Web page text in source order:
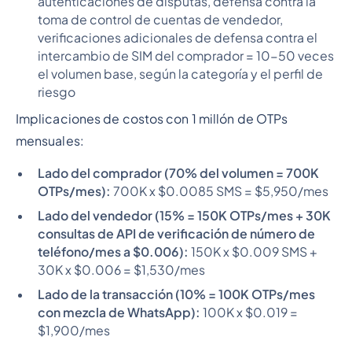
toma de control de cuentas de vendedor,
verificaciones adicionales de defensa contra el
intercambio de SIM del comprador = 10-50 veces
el volumen base, según la categoría y el perfil de
riesgo
Implicaciones de costos con 1 millón de OTPs
mensuales:
Lado del comprador (70% del volumen = 700K
OTPs/mes): 700K x $0.0085 SMS = $5,950/mes
Lado del vendedor (15% = 150K OTPs/mes + 30K
consultas de API de verificación de número de
teléfono/mes a $0.006): 150K x $0.009 SMS +
30K x $0.006 = $1,530/mes
Lado de la transacción (10% = 100K OTPs/mes
con mezcla de WhatsApp): 100K x $0.019 =
$1,900/mes